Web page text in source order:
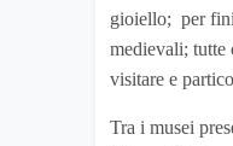
gioiello; per
medievali; tutte
visitare e
Tra i musei